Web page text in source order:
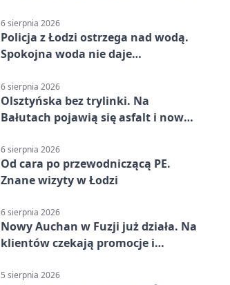
6 sierpnia 2026
Policja z Łodzi ostrzega nad wodą.
Spokojna woda nie daje
6 sierpnia 2026
Olsztyńska bez trylinki. Na
Bałutach pojawią się asfalt i nowe
6 sierpnia 2026
Od cara po przewodniczącą PE.
Znane wizyty w Łodzi
6 sierpnia 2026
Nowy Auchan w Fuzji już działa. Na
klientów czekają promocje i
5 sierpnia 2026